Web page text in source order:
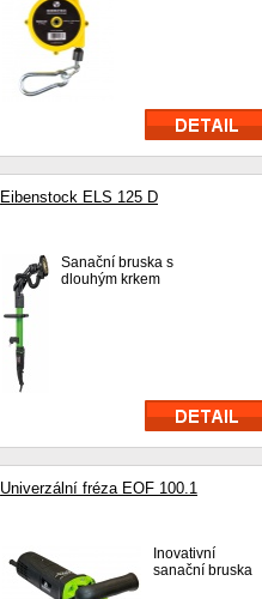
Eibenstock ELS 125 D
Sanační bruska s
dlouhým krkem
Univerzální fréza EOF 100.1
Inovativní
sanační bruska